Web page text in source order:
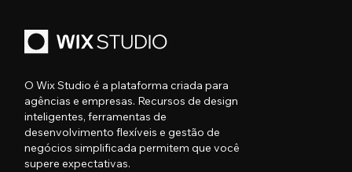
O Wix Studio é a plataforma criada para
agências e empresas. Recursos de design
inteligentes, ferramentas de
desenvolvimento flexíveis e gestão de
negócios simplificada permitem que você
supere expectativas.